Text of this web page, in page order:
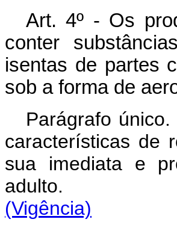
Art. 4º - Os
conter
isentas de partes
sob a forma de
Parágrafo
características de
sua imediata e
(Vigência)